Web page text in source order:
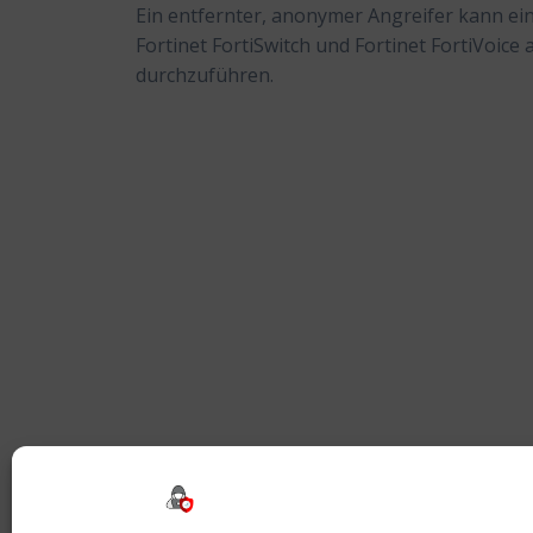
Ein entfernter, anonymer Angreifer kann
Fortinet FortiSwitch und Fortinet FortiVoice
durchzuführen.